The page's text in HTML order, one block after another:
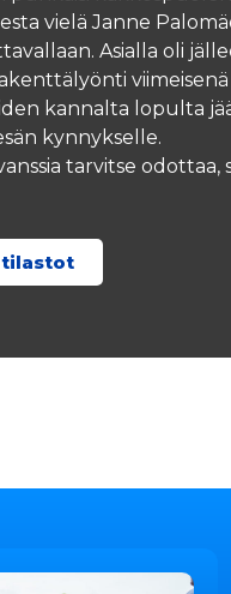
vielä Janne
Asialla oli
kannalta lopulta
kynnykselle.
tarvitse